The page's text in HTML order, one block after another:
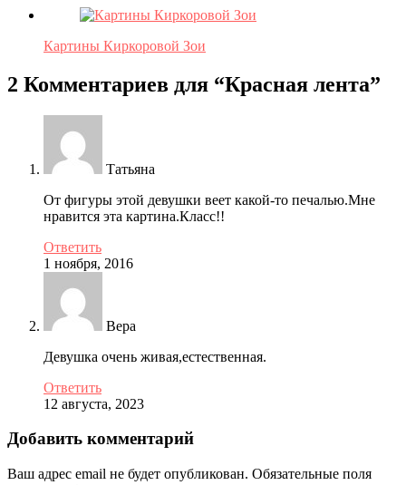
Картины Киркоровой Зои
2 Комментариев для “Красная лента”
Татьяна
От фигуры этой девушки веет какой-то печалью.Мне
нравится эта картина.Класс!!
Ответить
1 ноября, 2016
Вера
Девушка очень живая,естественная.
Ответить
12 августа, 2023
Добавить комментарий
Ваш адрес email не будет опубликован. Обязательные поля